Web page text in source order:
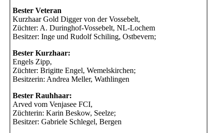
Bester Veteran
Kurzhaar Gold Digger von der Vossebelt,
Züchter: A. Duringhof-Vossebelt, NL-Lochem
Besitzer: Inge und Rudolf Schiling, Ostbevern;
Bester Kurzhaar:
Engels Zipp,
Züchter: Brigitte Engel, Wemelskirchen;
Besitzerin: Andrea Meller, Wathlingen
Bester Rauhhaar:
Arved vom Venjasee FCI,
Züchterin: Karin Beskow, Seelze;
Besitzer: Gabriele Schlegel, Bergen